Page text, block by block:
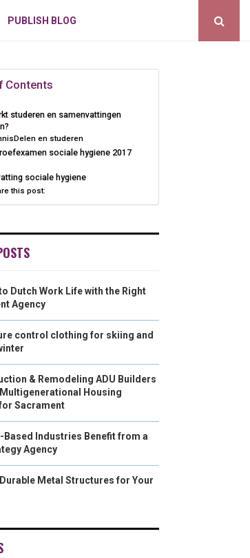
PUBLISH BLOG
Contents
studeren en samenvattingen
en studeren
sociale hygiene 2017
sociale hygiene
this post:
Dutch Work Life with the Right
Agency
control clothing for skiing and
& Remodeling ADU Builders
Housing
Sacrament
Based Industries Benefit from a
Agency
Metal Structures for Your